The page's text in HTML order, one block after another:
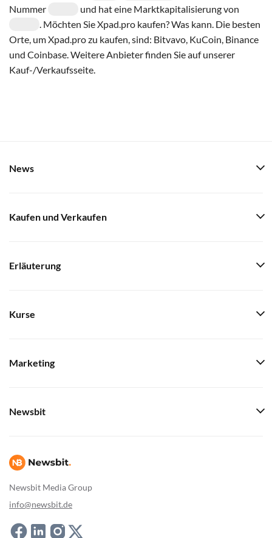
Nummer
und hat eine Marktkapitalisierung von
. Möchten Sie Xpad.pro kaufen? Was kann. Die besten
Orte, um Xpad.pro zu kaufen, sind: Bitvavo, KuCoin, Binance
und Coinbase. Weitere Anbieter finden Sie auf unserer
Kauf-/Verkaufsseite.
Newsbit Media Group
info@newsbit.de
News
Kaufen und Verkaufen
Erläuterung
Kurse
Marketing
Newsbit